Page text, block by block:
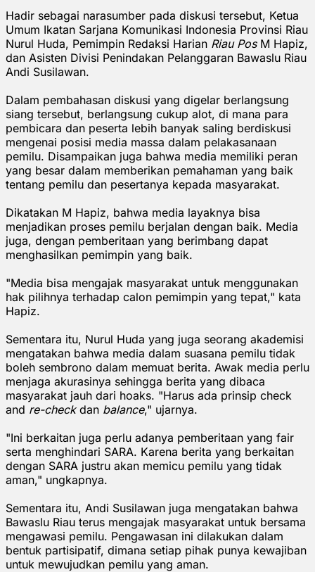
Hadir sebagai narasumber pada diskusi tersebut, Ketua
Umum Ikatan Sarjana Komunikasi Indonesia Provinsi Riau
Nurul Huda, Pemimpin Redaksi Harian Riau PosM Hapiz,
dan Asisten Divisi Penindakan Pelanggaran Bawaslu Riau
Andi Susilawan.
Dalam pembahasan diskusi yang digelar berlangsung
siang tersebut, berlangsung cukup alot, di mana para
pembicara dan peserta lebih banyak saling berdiskusi
mengenai posisi media massa dalam pelakasanaan
pemilu. Disampaikan juga bahwa media memiliki peran
yang besar dalam memberikan pemahaman yang baik
tentang pemilu dan pesertanya kepada masyarakat.
Dikatakan M Hapiz, bahwa media layaknya bisa
menjadikan proses pemilu berjalan dengan baik. Media
juga, dengan pemberitaan yang berimbang dapat
menghasilkan pemimpin yang baik.
"Media bisa mengajak masyarakat untuk menggunakan
hak pilihnya terhadap calon pemimpin yang tepat," kata
Hapiz.
Sementara itu, Nurul Huda yang juga seorang akademisi
mengatakan bahwa media dalam suasana pemilu tidak
boleh sembrono dalam memuat berita. Awak media perlu
menjaga akurasinya sehingga berita yang dibaca
masyarakat jauh dari hoaks. "Harus ada prinsip check
and re-checkdan balance," ujarnya.
"Ini berkaitan juga perlu adanya pemberitaan yang fair
serta menghindari SARA. Karena berita yang berkaitan
dengan SARA justru akan memicu pemilu yang tidak
aman," ungkapnya.
Sementara itu, Andi Susilawan juga mengatakan bahwa
Bawaslu Riau terus mengajak masyarakat untuk bersama
mengawasi pemilu. Pengawasan ini dilakukan dalam
bentuk partisipatif, dimana setiap pihak punya kewajiban
untuk mewujudkan pemilu yang aman.